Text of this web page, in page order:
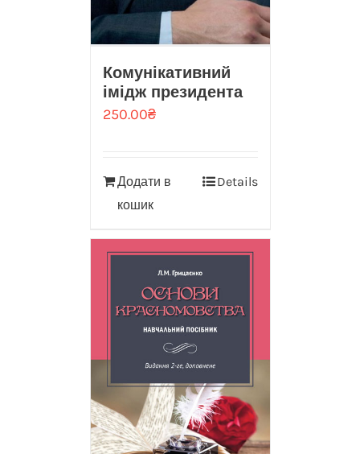
Комунікативний
імідж президента
250.00₴
Додати в
кошик
Details